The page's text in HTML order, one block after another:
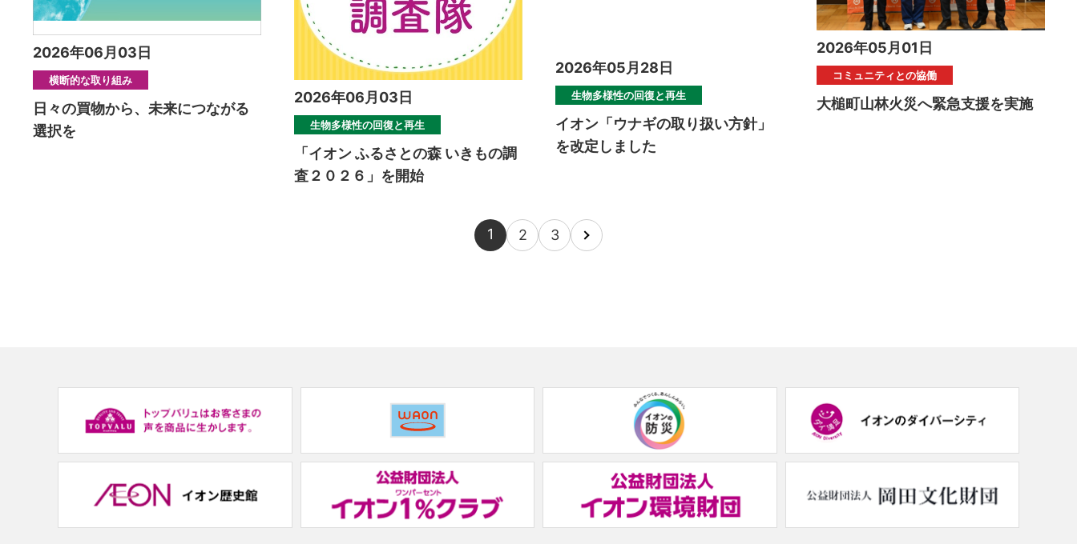
2026年06月03日
横断的な取り組み
日々の買物から、未来につながる
選択を
2026年06月03日
生物多様性の回復と再生
「イオン ふるさとの森 いきもの調
査２０２６」を開始
2026年05月28日
生物多様性の回復と再生
イオン「ウナギの取り扱い方針」
を改定しました
2026年05月01日
コミュニティとの協働
大槌町山林火災へ緊急支援を実施
1 2 3
window.)
window.)
window.)
window.)